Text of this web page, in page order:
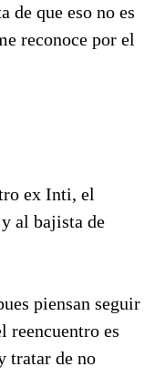
de que eso no es
reconoce por el
ex Inti, el
al bajista de
piensan seguir
reencuentro es
tratar de no